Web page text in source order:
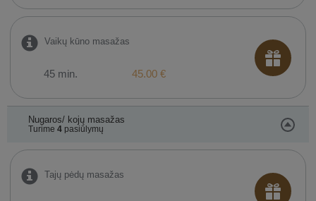
Vaikų kūno masažas
45 min. 45.00 €
Nugaros/ kojų masažas
Turime 4pasiūlymų
Tajų pėdų masažas